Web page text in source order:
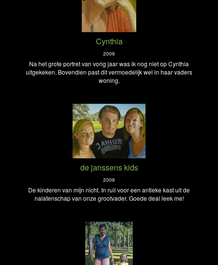
Cynthia
2009
Na het grote portret van vorig jaar was ik nog niet op Cynthia
uitgekeken. Bovendien past dit vermoedelijk wel in haar vaders
woning.
de janssens kids
2009
De kinderen van mijn nicht. In ruil voor een antieke kast uit de
nalatenschap van onze grootvader. Goede deal leek me!